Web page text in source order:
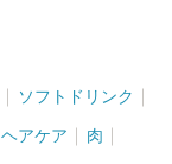
ソフトドリンク
ヘアケア 肉